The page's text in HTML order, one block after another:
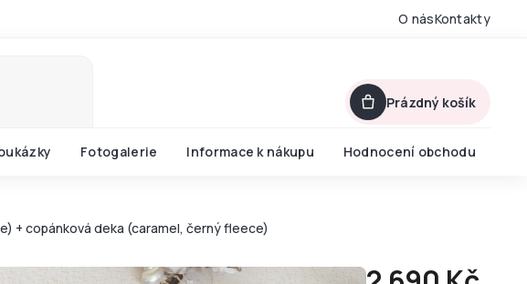
O násKontakty
Prázdný košík
Fotogalerie Informace k nákupu Hodnocení obchodu
+ copánková deka (caramel, černý fleece)